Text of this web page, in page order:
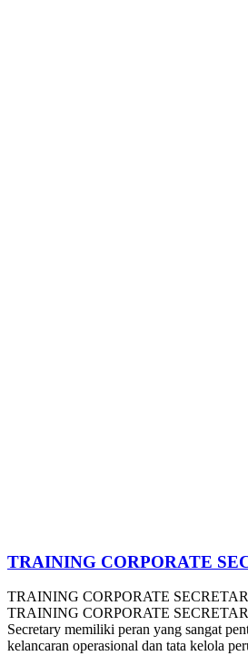
TRAINING CORPORATE
TRAINING CORPORATE
TRAINING CORPORATE
Secretary memiliki peran yang sangat
kelancaran operasional dan tata kelola